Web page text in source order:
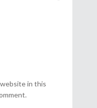
website in this